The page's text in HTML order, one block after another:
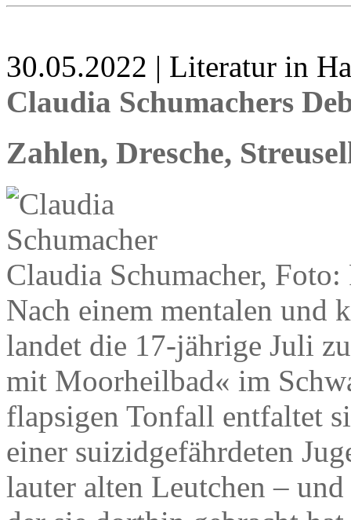
30.05.2022 | Literatur in
Claudia Schumachers
Zahlen, Dresche,
Claudia Schumacher, Foto:
Nach einem mentalen und
landet die 17-jährige Juli
mit Moorheilbad« im
flapsigen Tonfall entfaltet
einer suizidgefährdeten
lauter alten Leutchen –